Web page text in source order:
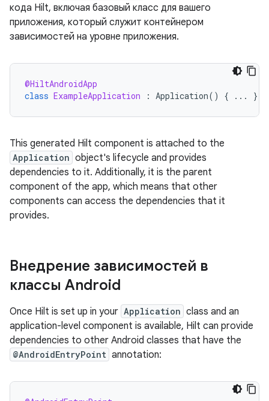
кода Hilt, включая базовый класс для вашего
приложения, который служит контейнером
зависимостей на уровне приложения.
@HiltAndroidApp
class ExampleApplication : Application() { ... }
This generated Hilt component is attached to the
Application object's lifecycle and provides
dependencies to it. Additionally, it is the parent
component of the app, which means that other
components can access the dependencies that it
provides.
Внедрение зависимостей в
классы Android
Once Hilt is set up in your Application class and an
application-level component is available, Hilt can provide
dependencies to other Android classes that have the
@AndroidEntryPoint annotation: